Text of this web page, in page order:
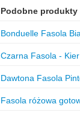
Podobne produkty
Bonduelle Fasola
Czarna Fasola - Kier
Dawtona Fasola
Fasola różowa